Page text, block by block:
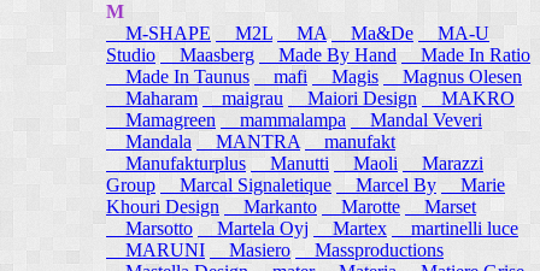
M
M-SHAPE
M2L MA Ma&De
MA-U
Studio
Maasberg Made By Hand
Made In Ratio
Made In Taunus
mafi Magis
Magnus Olesen
Maharam
maigrau Maiori Design
MAKRO
Mamagreen
mammalampa
Mandal Veveri
Mandala
MANTRA
manufakt
Manufakturplus
Manutti Maoli
Marazzi
Group
Marcal Signaletique Marcel By
Marie
Khouri Design
Markanto Marotte
Marset
Marsotto
Martela Oyj Martex
martinelli luce
MARUNI
Masiero
Massproductions